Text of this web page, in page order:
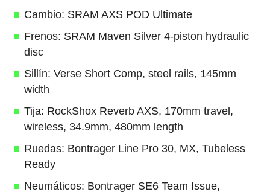
Cambio: SRAM AXS POD Ultimate
Frenos: SRAM Maven Silver 4-piston hydraulic
disc
Sillín: Verse Short Comp, steel rails, 145mm
width
Tija: RockShox Reverb AXS, 170mm travel,
wireless, 34.9mm, 480mm length
Ruedas: Bontrager Line Pro 30, MX, Tubeless
Ready
Neumáticos: Bontrager SE6 Team Issue,